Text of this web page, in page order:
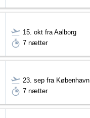
15. okt fra Aalborg
7 nætter
23. sep fra København
7 nætter